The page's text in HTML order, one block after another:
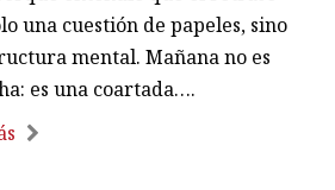
una cuestión de papeles, sino
mental. Mañana no es
es una coartada….